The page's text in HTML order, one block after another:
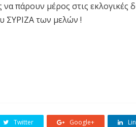
πάρουν μέρος στις εκλογικές
ΣΥΡΙΖΑ των μελών !
Twitter Google+